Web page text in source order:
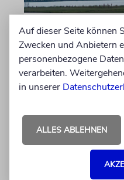
FLÜGE
US-Airline
Tel-Aviv-
auf
Direktflüge
von anderen
Auf dieser Seite können
Zwecken und Anbietern
personenbezogene
verarbeiten.
in unserer
ALLES ABLEHNEN